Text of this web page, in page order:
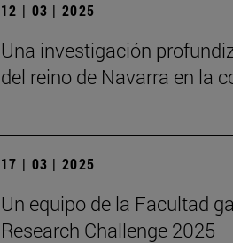
12 | 03 | 2025
Una investigación
del reino de Navarra en la
17 | 03 | 2025
Un equipo de la Facultad
Research Challenge 2025